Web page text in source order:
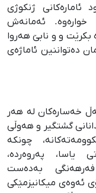
ئامارەکانی ژنکوژی
خوارەوە. ئەمانەش
بکرێت و و نابێ هەروا
دەتواننین ئاماژەی
خەسارەکان لە هەر
گشتگیر و هەوڵی
چونکە
یاسا، پەروەردە،
بەدەست
ئەوەی میکانیزمێکی